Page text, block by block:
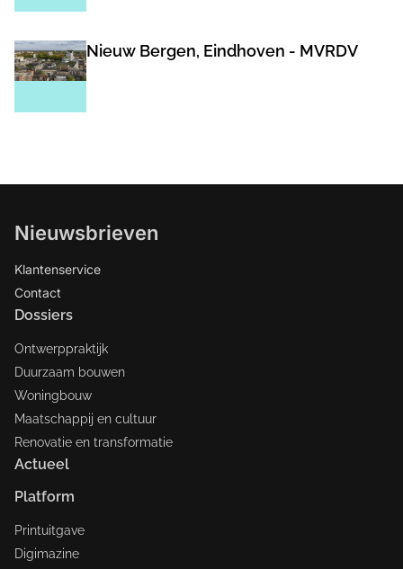
Nieuw Bergen, Eindhoven - MVRDV
Nieuwsbrieven
Klantenservice
Contact
Dossiers
Ontwerppraktijk
Duurzaam bouwen
Woningbouw
Maatschappij en cultuur
Renovatie en transformatie
Actueel
Platform
Printuitgave
Digimazine